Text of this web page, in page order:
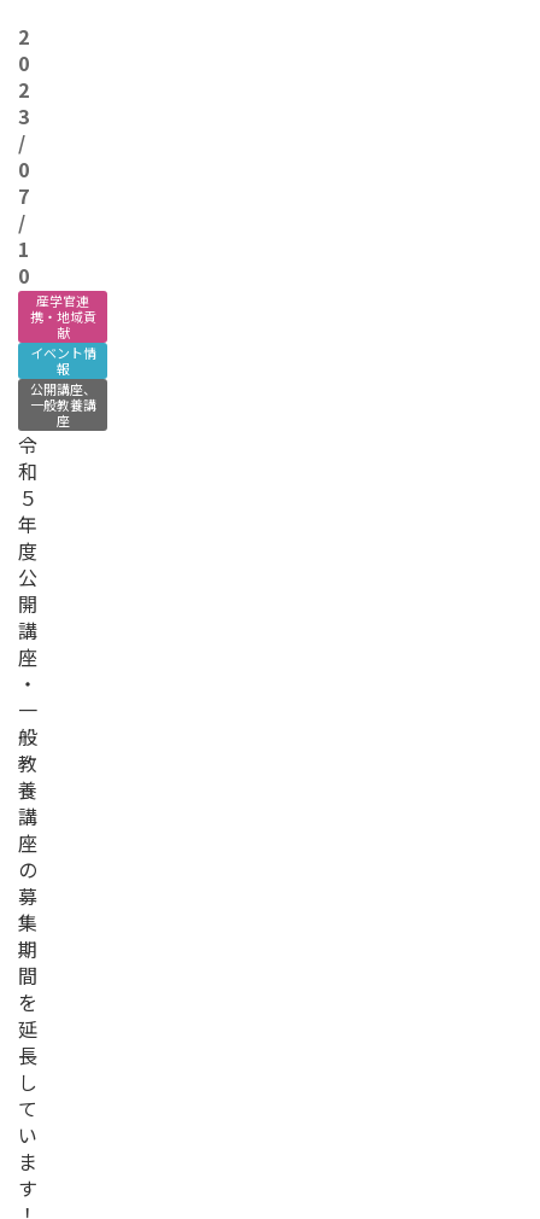
2
0
2
3
/
0
7
/
1
0
産学官連
携・地域貢
献
イベント情
報
公開講座、
一般教養講
座
令
和
５
年
度
公
開
講
座
・
一
般
教
養
講
座
の
募
集
期
間
を
延
長
し
て
い
ま
す